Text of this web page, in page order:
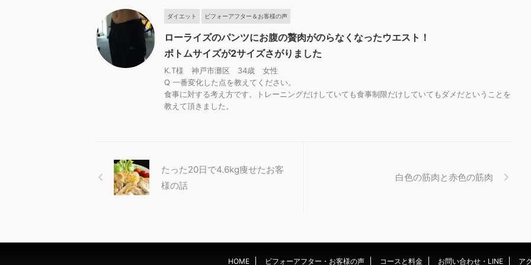
ダイエット ビフォーアフター＆お客様の声
ローライズのパンツにお腹の贅肉がのらなくなったウエスト！
ボトムサイズが2サイズさがりました
K.T様 神戸市灘区 34歳 女性
Q 一番変化した点を教えてください。
食事に対する考え方です。トレーニングだけしていても食事制限だけしていてもダメだということを
教えて頂きました。
たった20日で4.6kg痩せたお客
様の話
白色の筋肉と赤色の筋肉
HOME ビフォーアフター・お客様の声 コースと料金 お問い合わせ・LINE ア